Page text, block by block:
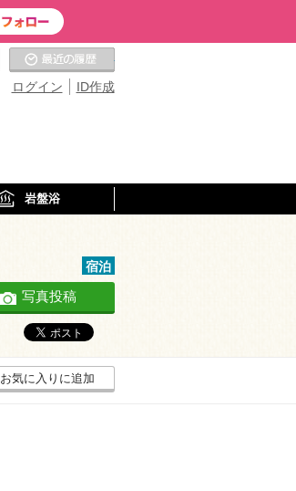
ID作成
ログイン
お気に入りの温泉
岩盤浴
宿泊
写真投稿
お気に入りに追加